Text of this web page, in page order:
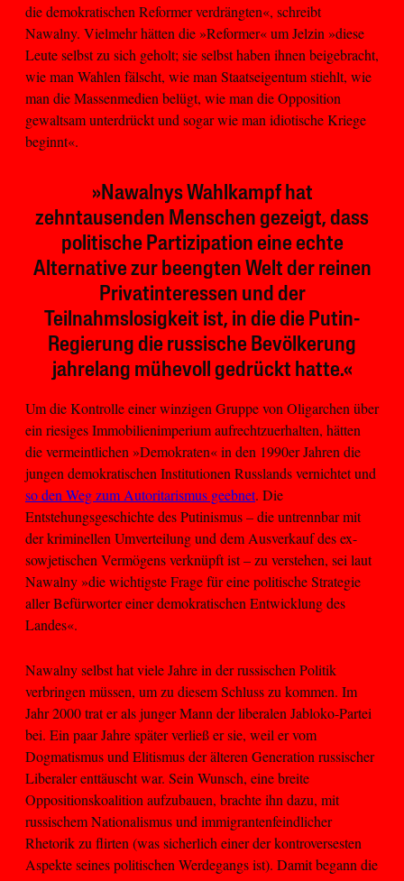
die demokratischen Reformer verdrängten«, schreibt
Nawalny. Vielmehr hätten die »Reformer« um Jelzin »diese
Leute selbst zu sich geholt; sie selbst haben ihnen beigebracht,
wie man Wahlen fälscht, wie man Staatseigentum stiehlt, wie
man die Massenmedien belügt, wie man die Opposition
gewaltsam unterdrückt und sogar wie man idiotische Kriege
beginnt«.
»Nawalnys Wahlkampf hat
zehntausenden Menschen gezeigt, dass
politische Partizipation eine echte
Alternative zur beengten Welt der reinen
Privatinteressen und der
Teilnahmslosigkeit ist, in die die Putin-
Regierung die russische Bevölkerung
jahrelang mühevoll gedrückt hatte.«
Um die Kontrolle einer winzigen Gruppe von Oligarchen über
ein riesiges Immobilienimperium aufrechtzuerhalten, hätten
die vermeintlichen »Demokraten« in den 1990er Jahren die
jungen demokratischen Institutionen Russlands vernichtet und
so den Weg zum Autoritarismus geebnet. Die
Entstehungsgeschichte des Putinismus – die untrennbar mit
der kriminellen Umverteilung und dem Ausverkauf des ex-
sowjetischen Vermögens verknüpft ist – zu verstehen, sei laut
Nawalny »die wichtigste Frage für eine politische Strategie
aller Befürworter einer demokratischen Entwicklung des
Landes«.
Nawalny selbst hat viele Jahre in der russischen Politik
verbringen müssen, um zu diesem Schluss zu kommen. Im
Jahr 2000 trat er als junger Mann der liberalen Jabloko-Partei
bei. Ein paar Jahre später verließ er sie, weil er vom
Dogmatismus und Elitismus der älteren Generation russischer
Liberaler enttäuscht war. Sein Wunsch, eine breite
Oppositionskoalition aufzubauen, brachte ihn dazu, mit
russischem Nationalismus und immigrantenfeindlicher
Rhetorik zu flirten (was sicherlich einer der kontroversesten
Aspekte seines politischen Werdegangs ist). Damit begann die